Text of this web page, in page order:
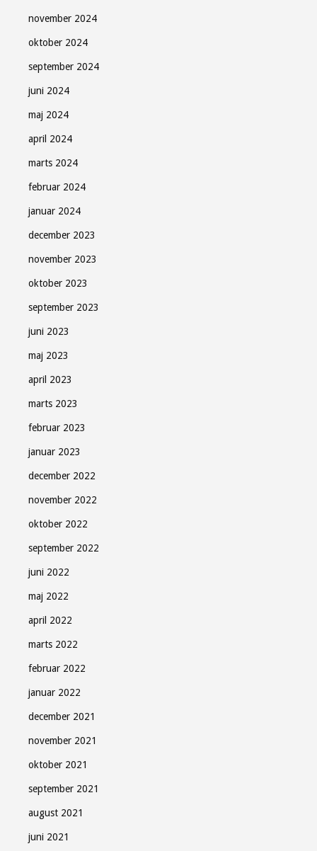
november 2024
oktober 2024
september 2024
juni 2024
maj 2024
april 2024
marts 2024
februar 2024
januar 2024
december 2023
november 2023
oktober 2023
september 2023
juni 2023
maj 2023
april 2023
marts 2023
februar 2023
januar 2023
december 2022
november 2022
oktober 2022
september 2022
juni 2022
maj 2022
april 2022
marts 2022
februar 2022
januar 2022
december 2021
november 2021
oktober 2021
september 2021
august 2021
juni 2021